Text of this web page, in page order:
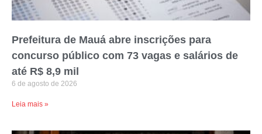
Prefeitura de Mauá abre inscrições para
concurso público com 73 vagas e salários de
até R$ 8,9 mil
6 de agosto de 2026
Leia mais »